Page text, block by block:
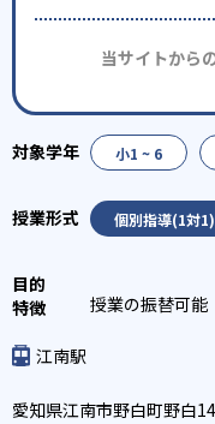
当サイトから
小1 ~ 6
個別指導(1対1)
授業の振替可能
江南駅
愛知県江南市野白町野白